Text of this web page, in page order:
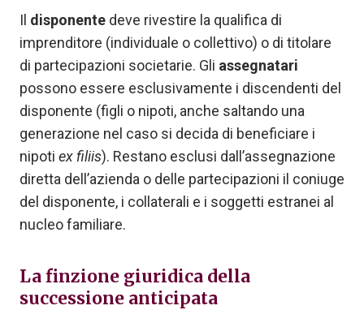
Il disponente deve rivestire la qualifica di
imprenditore (individuale o collettivo) o di titolare
di partecipazioni societarie. Gli assegnatari
possono essere esclusivamente i discendenti del
disponente (figli o nipoti, anche saltando una
generazione nel caso si decida di beneficiare i
nipoti ex filiis). Restano esclusi dall’assegnazione
diretta dell’azienda o delle partecipazioni il coniuge
del disponente, i collaterali e i soggetti estranei al
nucleo familiare.
La finzione giuridica della
successione anticipata